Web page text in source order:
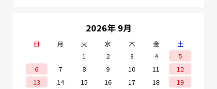
2026年 9月
日 月 火 水 木 金
土
1
2 3 4
5
6
7 8 9 10 11
12
13
14 15 16 17 18
19